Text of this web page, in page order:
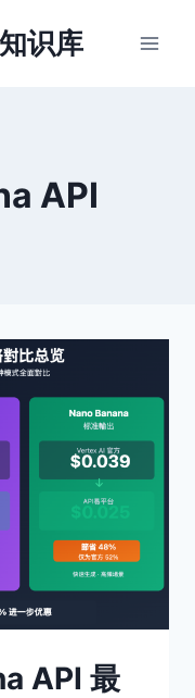
识库
API
API 最